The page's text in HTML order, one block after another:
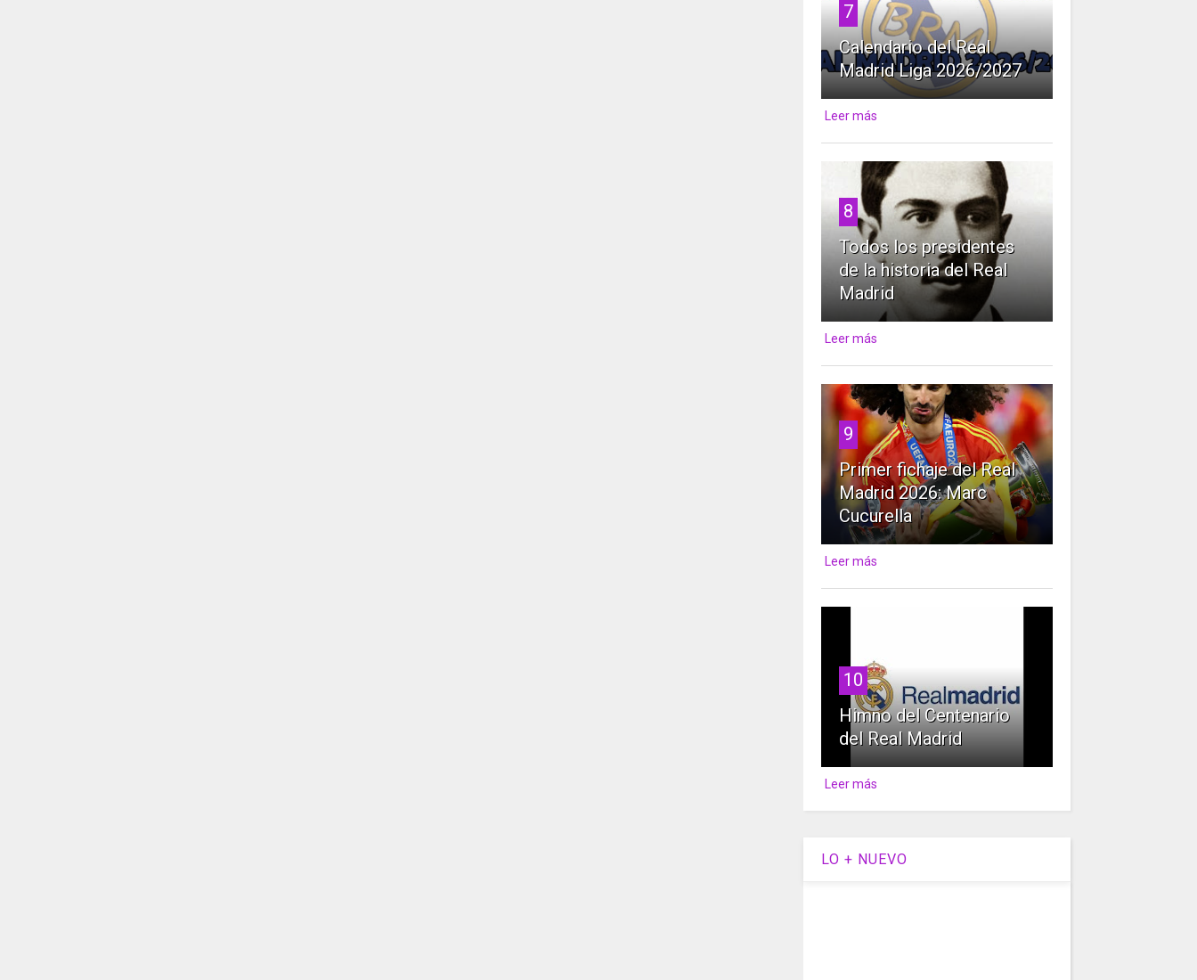
7
Calendario del Real
Madrid Liga 2026/2027
Leer más
8
Todos los presidentes
de la historia del Real
Madrid
Leer más
9
Primer fichaje del Real
Madrid 2026: Marc
Cucurella
Leer más
10
Himno del Centenario
del Real Madrid
Leer más
LO + NUEVO